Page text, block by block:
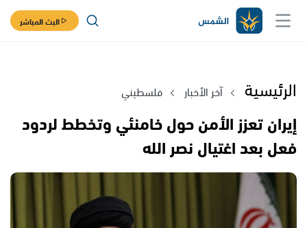
البث المباشر
الرئيسية آخر الأخبار فلسطيني
إيران تعزز الأمن حول خامنئي وتخطط لردود
فعل بعد اغتيال نصر الله